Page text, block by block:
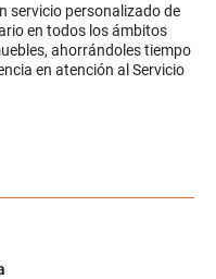
servicio personalizado de
en todos los ámbitos
ahorrándoles tiempo
en atención al Servicio